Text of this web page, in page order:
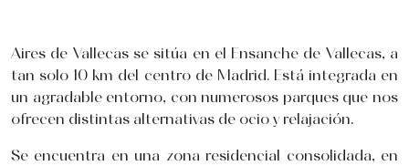
Aires de Vallecas se sitúa en el Ensanche de Vallecas, a
tan solo 10 km del centro de Madrid. Está integrada en
un agradable entorno, con numerosos parques que nos
ofrecen distintas alternativas de ocio y relajación.
Se encuentra en una zona residencial consolidada, en